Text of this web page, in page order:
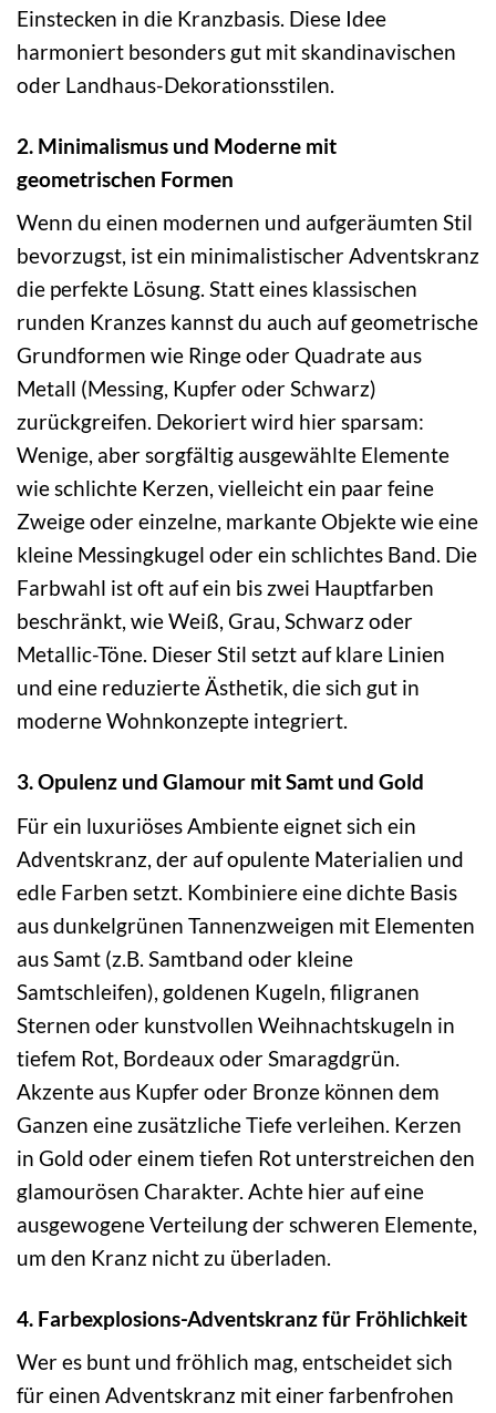
Einstecken in die Kranzbasis. Diese Idee
harmoniert besonders gut mit skandinavischen
oder Landhaus-Dekorationsstilen.
2. Minimalismus und Moderne mit
geometrischen Formen
Wenn du einen modernen und aufgeräumten Stil
bevorzugst, ist ein minimalistischer Adventskranz
die perfekte Lösung. Statt eines klassischen
runden Kranzes kannst du auch auf geometrische
Grundformen wie Ringe oder Quadrate aus
Metall (Messing, Kupfer oder Schwarz)
zurückgreifen. Dekoriert wird hier sparsam:
Wenige, aber sorgfältig ausgewählte Elemente
wie schlichte Kerzen, vielleicht ein paar feine
Zweige oder einzelne, markante Objekte wie eine
kleine Messingkugel oder ein schlichtes Band. Die
Farbwahl ist oft auf ein bis zwei Hauptfarben
beschränkt, wie Weiß, Grau, Schwarz oder
Metallic-Töne. Dieser Stil setzt auf klare Linien
und eine reduzierte Ästhetik, die sich gut in
moderne Wohnkonzepte integriert.
3. Opulenz und Glamour mit Samt und Gold
Für ein luxuriöses Ambiente eignet sich ein
Adventskranz, der auf opulente Materialien und
edle Farben setzt. Kombiniere eine dichte Basis
aus dunkelgrünen Tannenzweigen mit Elementen
aus Samt (z.B. Samtband oder kleine
Samtschleifen), goldenen Kugeln, filigranen
Sternen oder kunstvollen Weihnachtskugeln in
tiefem Rot, Bordeaux oder Smaragdgrün.
Akzente aus Kupfer oder Bronze können dem
Ganzen eine zusätzliche Tiefe verleihen. Kerzen
in Gold oder einem tiefen Rot unterstreichen den
glamourösen Charakter. Achte hier auf eine
ausgewogene Verteilung der schweren Elemente,
um den Kranz nicht zu überladen.
4. Farbexplosions-Adventskranz für Fröhlichkeit
Wer es bunt und fröhlich mag, entscheidet sich
für einen Adventskranz mit einer farbenfrohen